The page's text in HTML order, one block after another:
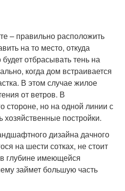
– правильно расположить
на то место, откуда
отбрасывать тень на
когда дом встраивается
В этом случае жилое
от ветров. В
стороне, но на одной линии с
постройки.
дизайна дачного
на шести сотках, не стоит
глубине имеющейся
займет большую часть